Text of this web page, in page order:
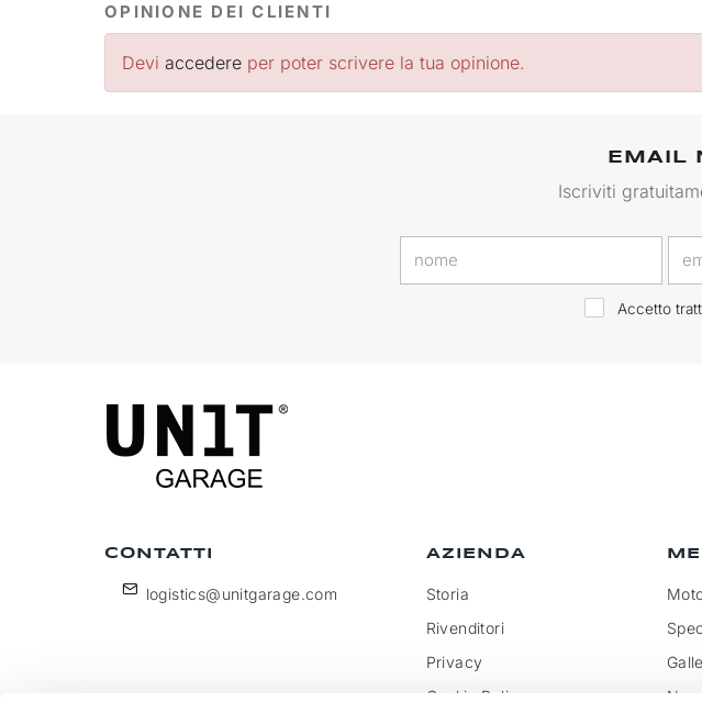
OPINIONE DEI CLIENTI
Devi accedere per poter scrivere la tua opinione.
EMAIL
Iscriviti
Accetto
CONTATTI
logistics@unitgarage.com
AZIENDA
Storia
Rivenditori
Privacy
Cookie Policy
News